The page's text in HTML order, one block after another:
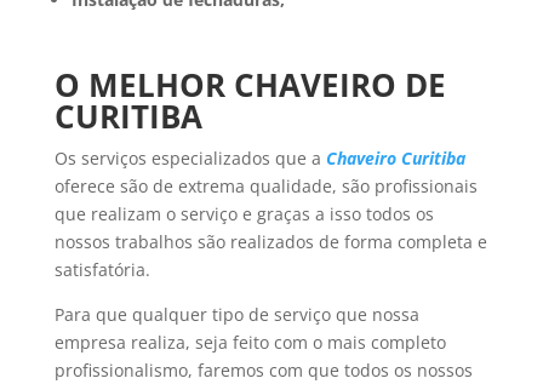
O MELHOR CHAVEIRO DE
CURITIBA
Os serviços especializados que a Chaveiro Curitiba
oferece são de extrema qualidade, são profissionais
que realizam o serviço e graças a isso todos os
nossos trabalhos são realizados de forma completa e
satisfatória.
Para que qualquer tipo de serviço que nossa
empresa realiza, seja feito com o mais completo
profissionalismo, faremos com que todos os nossos